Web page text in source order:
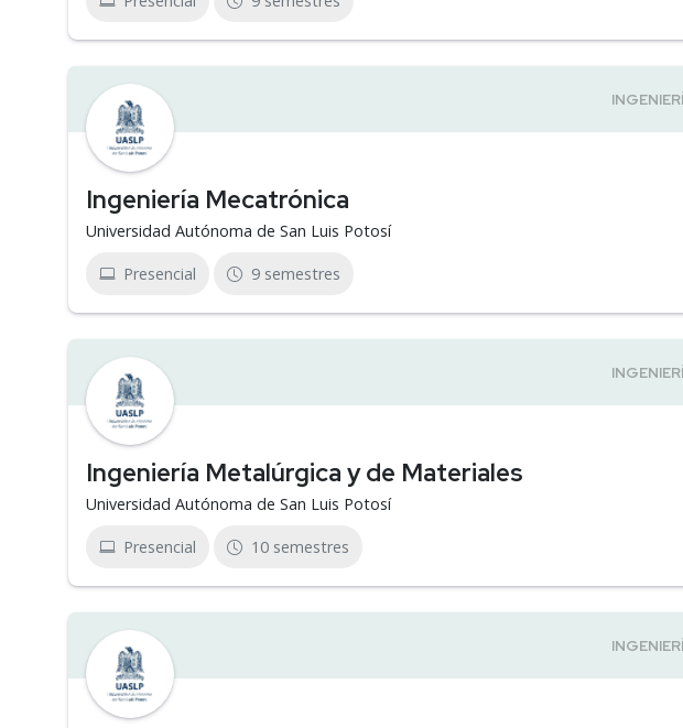
Ingeniería Mecatrónica
Universidad Autónoma de San Luis Potosí
Presencial 9 semestres
Ingeniería Metalúrgica y de Materiales
Universidad Autónoma de San Luis Potosí
Presencial 10 semestres